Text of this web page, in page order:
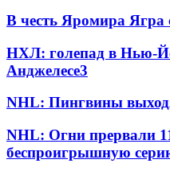
В честь Яромира Ягра
НХЛ: голепад в Нью-
Анджелесе3
NHL: Пингвины
NHL: Огни прервали
беспроигрышную